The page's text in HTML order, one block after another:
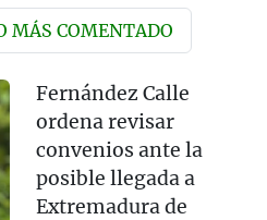
MÁS COMENTADO
Fernández Calle
ordena revisar
convenios ante la
posible llegada a
Extremadura de